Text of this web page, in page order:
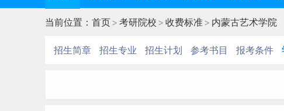
当前位置： 首页> 考研院校 > 收费标准> 内蒙古艺术学院
招生简章 招生专业 招生计划 参考书目 报考条件